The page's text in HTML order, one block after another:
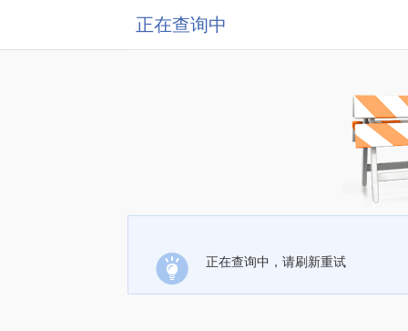
正在查询中
正在查询中，请刷新重试